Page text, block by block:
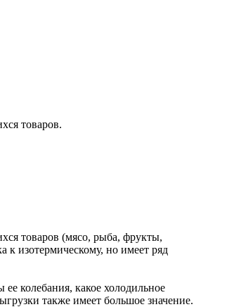
товаров.
товаров (мясо, рыба, фрукты,
к изотермическому, но имеет ряд
колебания, какое холодильное
также имеет большое значение.